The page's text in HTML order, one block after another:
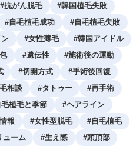
#抗がん脱毛 #韓国植毛失敗
#自毛植毛成功 #自毛植毛失敗
#女性薄毛 #韓国アイドル
#遺伝性 #施術後の運動
#切開方式 #手術後回復
相談 #タトゥー #再手術
毛植毛と季節 #ヘアライン
報 #女性型脱毛 #自毛植毛
ューム #生え際 #頭頂部